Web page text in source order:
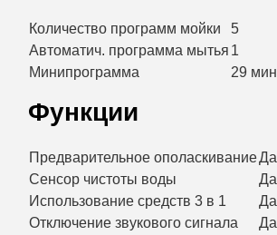
Количество программ мойки
5
Автоматич. программа мытья 1
Минипрограмма
29 мин
Функции
Предварительное ополаскиваниеДа
Сенсор чистоты воды
Да
Использование средств 3 в 1
Да
Отключение звукового сигнала
Да